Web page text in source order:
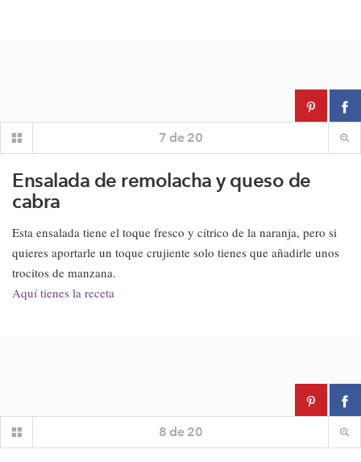
7 de 20
Ensalada de remolacha y queso de
cabra
Esta ensalada tiene el toque fresco y cítrico de la naranja, pero si
quieres aportarle un toque crujiente solo tienes que añadirle unos
trocitos de manzana.
Aquí tienes la receta
8 de 20